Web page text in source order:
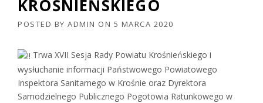
KROŚNIEŃSKIEGO
POSTED BY ADMIN ON 5 MARCA 2020
Trwa XVII Sesja Rady Powiatu Krośnieńskiego i
wysłuchanie informacji Państwowego Powiatowego
Inspektora Sanitarnego w Krośnie oraz Dyrektora
Samodzielnego Publicznego Pogotowia Ratunkowego w